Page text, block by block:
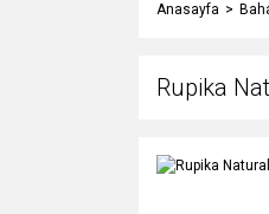
Anasayfa
Rupika